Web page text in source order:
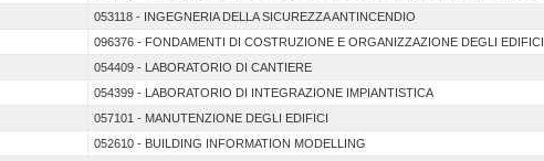
053118 - INGEGNERIA DELLA SICUREZZA ANTINCENDIO
096376 - FONDAMENTI DI COSTRUZIONE E ORGANIZZAZIONE DEGLI EDIFICI
054409 - LABORATORIO DI CANTIERE
054399 - LABORATORIO DI INTEGRAZIONE IMPIANTISTICA
057101 - MANUTENZIONE DEGLI EDIFICI
052610 - BUILDING INFORMATION MODELLING